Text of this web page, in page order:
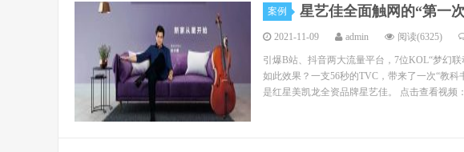
案例 星艺佳全面触网的“第一
2021-11-09 admin 阅读(6325)
引爆B站、抖音两大流量平台，7位KOL“梦幻
如此效果？一支56秒的TVC，带来了一次“教科
是红星美凯龙全资品牌星艺佳。 点击查看视频